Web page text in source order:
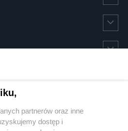
partnerów oraz inne
dostęp i